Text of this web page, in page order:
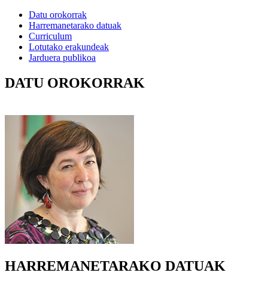
Datu orokorrak
Harremanetarako datuak
Curriculum
Lotutako erakundeak
Jarduera publikoa
DATU OROKORRAK
HARREMANETARAKO DATUAK